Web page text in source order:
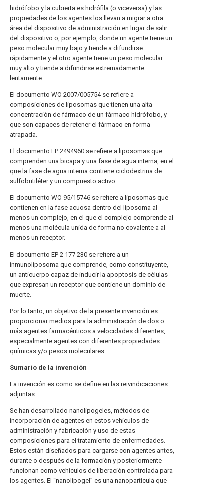
hidrófobo y la cubierta es hidrófila (o viceversa) y las
propiedades de los agentes los llevan a migrar a otra
área del dispositivo de administración en lugar de salir
del dispositivo o, por ejemplo, donde un agente tiene un
peso molecular muy bajo y tiende a difundirse
rápidamente y el otro agente tiene un peso molecular
muy alto y tiende a difundirse extremadamente
lentamente.
El documento WO 2007/005754 se refiere a
composiciones de liposomas que tienen una alta
concentración de fármaco de un fármaco hidrófobo, y
que son capaces de retener el fármaco en forma
atrapada.
El documento EP 2494960 se refiere a liposomas que
comprenden una bicapa y una fase de agua interna, en el
que la fase de agua interna contiene ciclodextrina de
sulfobutiléter y un compuesto activo.
El documento WO 95/15746 se refiere a liposomas que
contienen en la fase acuosa dentro del liposoma al
menos un complejo, en el que el complejo comprende al
menos una molécula unida de forma no covalente a al
menos un receptor.
El documento EP 2 177 230 se refiere a un
inmunoliposoma que comprende, como constituyente,
un anticuerpo capaz de inducir la apoptosis de células
que expresan un receptor que contiene un dominio de
muerte.
Por lo tanto, un objetivo de la presente invención es
proporcionar medios para la administración de dos o
más agentes farmacéuticos a velocidades diferentes,
especialmente agentes con diferentes propiedades
químicas y/o pesos moleculares.
Sumario de la invención
La invención es como se define en las reivindicaciones
adjuntas.
Se han desarrollado nanolipogeles, métodos de
incorporación de agentes en estos vehículos de
administración y fabricación y uso de estas
composiciones para el tratamiento de enfermedades.
Estos están diseñados para cargarse con agentes antes,
durante o después de la formación y posteriormente
funcionan como vehículos de liberación controlada para
los agentes. El “nanolipogel” es una nanopartícula que